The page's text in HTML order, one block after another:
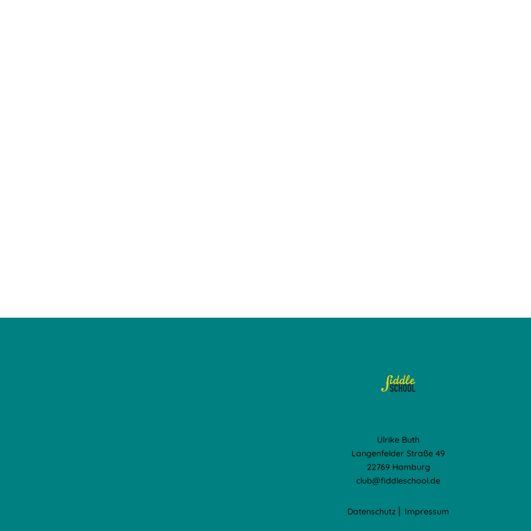
Ulrike Buth
Langenfelder Straße 49
22769 Hamburg
club@fiddleschool.de
Datenschutz Impressum